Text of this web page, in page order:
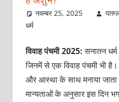
नवम्बर 25, 2025
धर्म
विवाह पंचमी 2025:सनातन
जिनमें से एक विवाह पंचमी भी
और आस्‍था के साथ मनाया जाता
मान्‍यताओं के अनुसार इस दिन